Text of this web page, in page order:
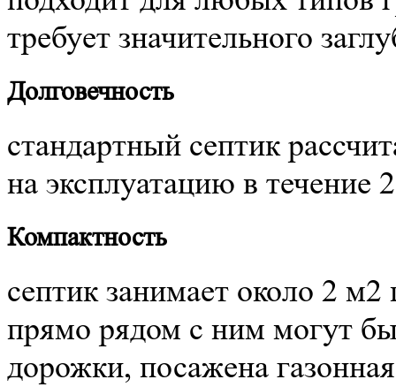
требует значительного
Долговечность
стандартный септик
на эксплуатацию в течение
Компактность
септик занимает около 2
прямо рядом с ним могут
дорожки, посажена